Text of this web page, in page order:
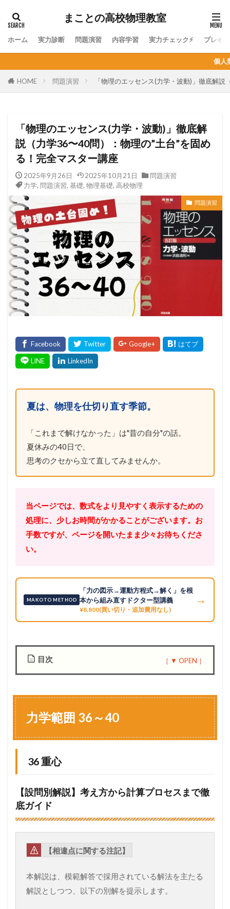
まことの高校物理教室
ホーム 実力診断 問題演習 内容学習 実力チェック⚡ プレミ
個人契約オンライン家庭教師の
HOME 問題演習 「物理のエッセンス(力学・波動)」徹底解
「物理のエッセンス(力学・波動)」徹底解
説（力学36〜40問）：物理の”土台”を固め
る！完全マスター講座
2025年9月26日 2025年10月21日
問題演習
力学, 問題演習, 基礎, 物理基礎, 高校物理
問題演習
夏は、物理を仕切り直す季節。
「これまで解けなかった」は"昔の自分"の話。
夏休みの40日で、
思考のクセから立て直してみませんか。
当ページでは、数式をより見やすく表示するための
処理に、少しお時間がかかることがございます。お
手数ですが、ページを開いたまま少々お待ちくださ
い。
MAKOTO METHOD
「力の図示→運動方程式→解く」を根
本から組み直すドクター型講義
¥8,800(買い切り・追加費用なし)
→
目次
範
囲
6
4
3
3
心
力学範囲 36～40
36 重心
【設問別解説】考え方から計算プロセスまで徹
底ガイド
【相違点に関する注記】
本解説は、模範解答で採用されている解法を主たる
解説としつつ、以下の別解を提示します。